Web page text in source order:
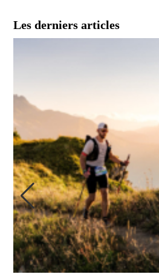
Les derniers articles